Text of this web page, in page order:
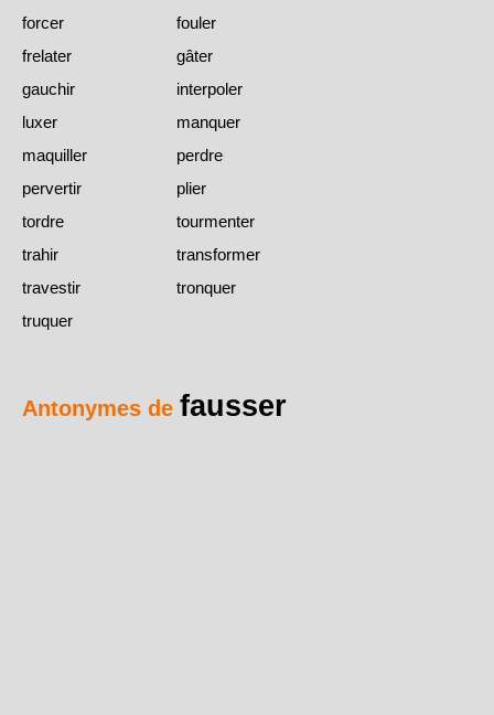
forcer
fouler
frelater
gâter
gauchir
interpoler
luxer
manquer
maquiller
perdre
pervertir
plier
tordre
tourmenter
trahir
transformer
travestir
tronquer
truquer
Antonymes de fausser